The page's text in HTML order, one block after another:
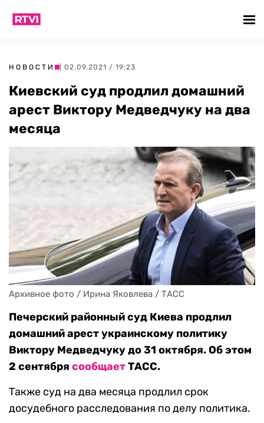
НОВОСТИ | 02.09.2021 / 19:23
Киевский суд продлил домашний
арест Виктору Медведчуку на два
месяца
Архивное фото / Ирина Яковлева / ТАСС
Печерский районный суд Киева продлил
домашний арест украинскому политику
Виктору Медведчуку до 31 октября. Об этом
2 сентября сообщаетТАСС.
Также суд на два месяца продлил срок
досудебного расследования по делу политика.